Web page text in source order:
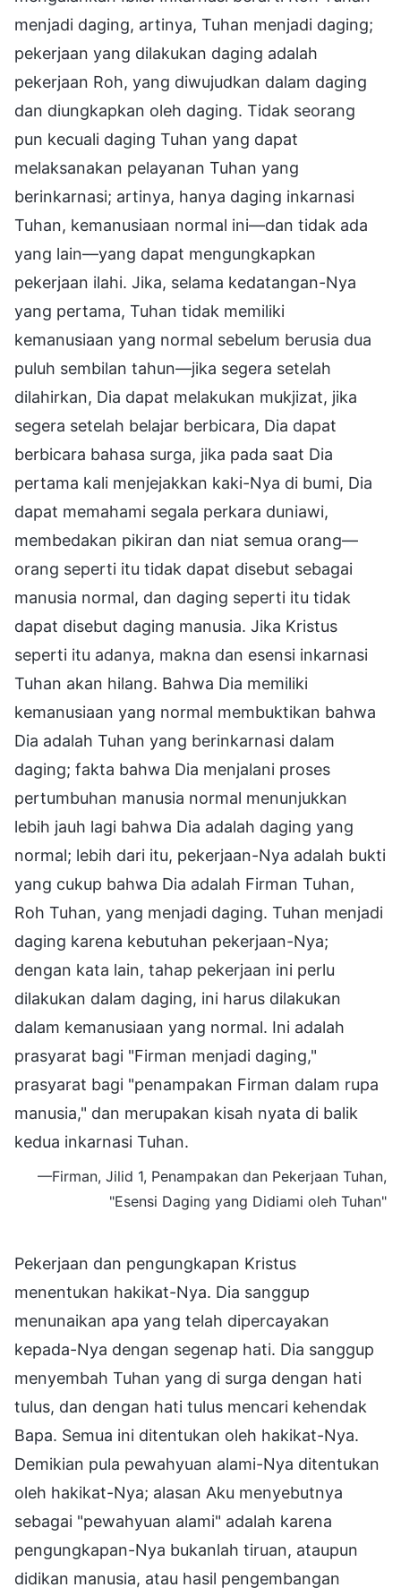
menjadi daging, artinya, Tuhan menjadi daging;
pekerjaan yang dilakukan daging adalah
pekerjaan Roh, yang diwujudkan dalam daging
dan diungkapkan oleh daging. Tidak seorang
pun kecuali daging Tuhan yang dapat
melaksanakan pelayanan Tuhan yang
berinkarnasi; artinya, hanya daging inkarnasi
Tuhan, kemanusiaan normal ini—dan tidak ada
yang lain—yang dapat mengungkapkan
pekerjaan ilahi. Jika, selama kedatangan-Nya
yang pertama, Tuhan tidak memiliki
kemanusiaan yang normal sebelum berusia dua
puluh sembilan tahun—jika segera setelah
dilahirkan, Dia dapat melakukan mukjizat, jika
segera setelah belajar berbicara, Dia dapat
berbicara bahasa surga, jika pada saat Dia
pertama kali menjejakkan kaki-Nya di bumi, Dia
dapat memahami segala perkara duniawi,
membedakan pikiran dan niat semua orang—
orang seperti itu tidak dapat disebut sebagai
manusia normal, dan daging seperti itu tidak
dapat disebut daging manusia. Jika Kristus
seperti itu adanya, makna dan esensi inkarnasi
Tuhan akan hilang. Bahwa Dia memiliki
kemanusiaan yang normal membuktikan bahwa
Dia adalah Tuhan yang berinkarnasi dalam
daging; fakta bahwa Dia menjalani proses
pertumbuhan manusia normal menunjukkan
lebih jauh lagi bahwa Dia adalah daging yang
normal; lebih dari itu, pekerjaan-Nya adalah bukti
yang cukup bahwa Dia adalah Firman Tuhan,
Roh Tuhan, yang menjadi daging. Tuhan menjadi
daging karena kebutuhan pekerjaan-Nya;
dengan kata lain, tahap pekerjaan ini perlu
dilakukan dalam daging, ini harus dilakukan
dalam kemanusiaan yang normal. Ini adalah
prasyarat bagi "Firman menjadi daging,"
prasyarat bagi "penampakan Firman dalam rupa
manusia," dan merupakan kisah nyata di balik
kedua inkarnasi Tuhan.
—Firman, Jilid 1, Penampakan dan Pekerjaan Tuhan,
"Esensi Daging yang Didiami oleh Tuhan"
Pekerjaan dan pengungkapan Kristus
menentukan hakikat-Nya. Dia sanggup
menunaikan apa yang telah dipercayakan
kepada-Nya dengan segenap hati. Dia sanggup
menyembah Tuhan yang di surga dengan hati
tulus, dan dengan hati tulus mencari kehendak
Bapa. Semua ini ditentukan oleh hakikat-Nya.
Demikian pula pewahyuan alami-Nya ditentukan
oleh hakikat-Nya; alasan Aku menyebutnya
sebagai "pewahyuan alami" adalah karena
pengungkapan-Nya bukanlah tiruan, ataupun
didikan manusia, atau hasil pengembangan